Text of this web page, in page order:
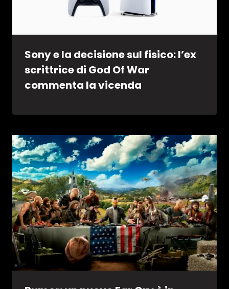
Sony e la decisione sul fisico: l’ex
scrittrice di God Of War
commenta la vicenda